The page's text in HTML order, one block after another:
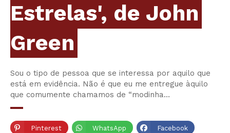
Estrelas', de John
Green
Sou o tipo de pessoa que se interessa por aquilo que
está em evidência. Não é que eu me entregue àquilo
que comumente chamamos de “modinha…
Pinterest WhatsApp Facebook